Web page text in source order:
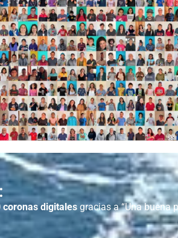
coronas digitales gracias a “Una buena